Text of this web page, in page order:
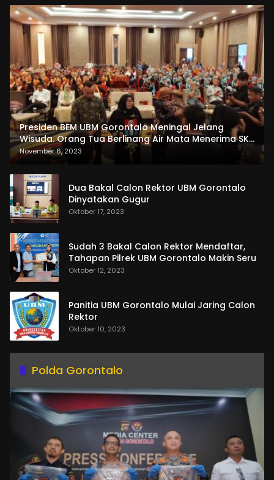
Presiden BEM UBM Gorontalo Meningal Jelang
Wisuda. Orang Tua Berlinang Air Mata Menerima SKL
dan Pemasangan Salempang
November 6, 2023
Dua Bakal Calon Rektor UBM Gorontalo
Dinyatakan Gugur
Oktober 17, 2023
Sudah 3 Bakal Calon Rektor Mendaftar,
Tahapan Pilrek UBM Gorontalo Makin Seru
Oktober 12, 2023
Panitia UBM Gorontalo Mulai Jaring Calon
Rektor
Oktober 10, 2023
Polda Gorontalo